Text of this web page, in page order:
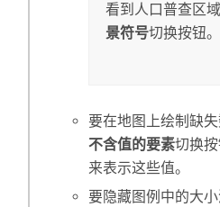
看到人口普查区
景符号切换按钮。
要在地图上绘制缺
不含值的要素切换
来表示这些值。
要隐藏图例中的大